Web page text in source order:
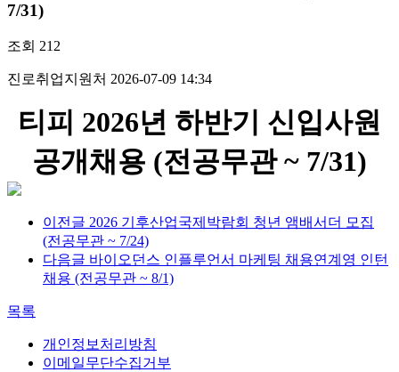
7/31)
조회 212
진로취업지원처 2026-07-09 14:34
티피 2026년 하반기 신입사원
공개채용 (전공무관 ~ 7/31)
이전글 2026 기후산업국제박람회 청년 앰배서더 모집
(전공무관 ~ 7/24)
다음글 바이오던스 인플루언서 마케팅 채용연계영 인턴
채용 (전공무관 ~ 8/1)
목록
개인정보처리방침
이메일무단수집거부